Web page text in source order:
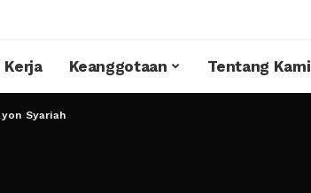
Kerja Keanggotaan Tentang Kami
Syariah